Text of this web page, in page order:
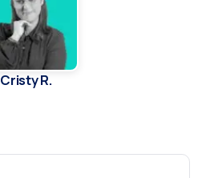
Cristy R.